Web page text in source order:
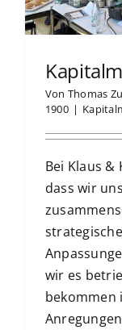
Von Thomas
1900 |
Bei Klaus &
dass wir
wir es
bekommen